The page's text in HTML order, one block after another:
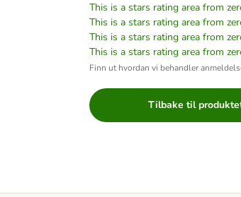
This is a stars rating area from
This is a stars rating area from
This is a stars rating area from
This is a stars rating area from
Finn ut hvordan vi behandler
Tilbake til